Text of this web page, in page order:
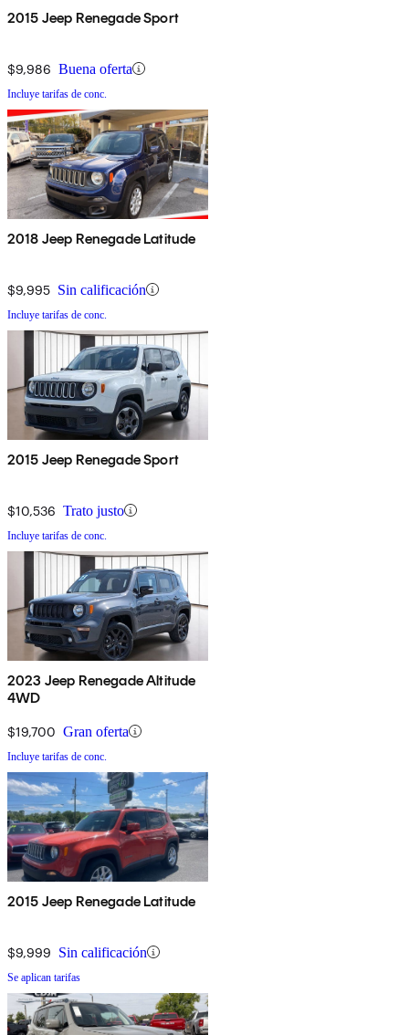
2015 Jeep Renegade Sport
$9,986 Buena oferta
Incluye tarifas de conc.
2018 Jeep Renegade Latitude
$9,995 Sin calificación
Incluye tarifas de conc.
2015 Jeep Renegade Sport
$10,536 Trato justo
Incluye tarifas de conc.
2023 Jeep Renegade Altitude
4WD
$19,700 Gran oferta
Incluye tarifas de conc.
2015 Jeep Renegade Latitude
$9,999 Sin calificación
Se aplican tarifas